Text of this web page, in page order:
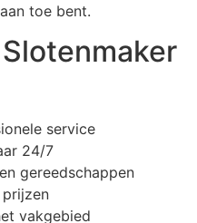
toe bent.
service
24/7
gereedschappen
vakgebied